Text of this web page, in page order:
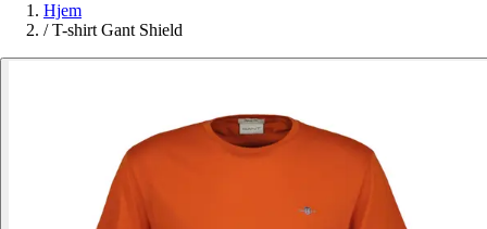
Hjem
/ T-shirt Gant Shield